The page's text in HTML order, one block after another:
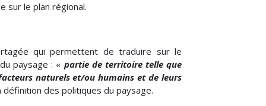
sur le plan régional.
qui permettent de traduire sur le
paysage : « partie de territoire telle que
naturels et/ou humains et de leurs
des politiques du paysage.